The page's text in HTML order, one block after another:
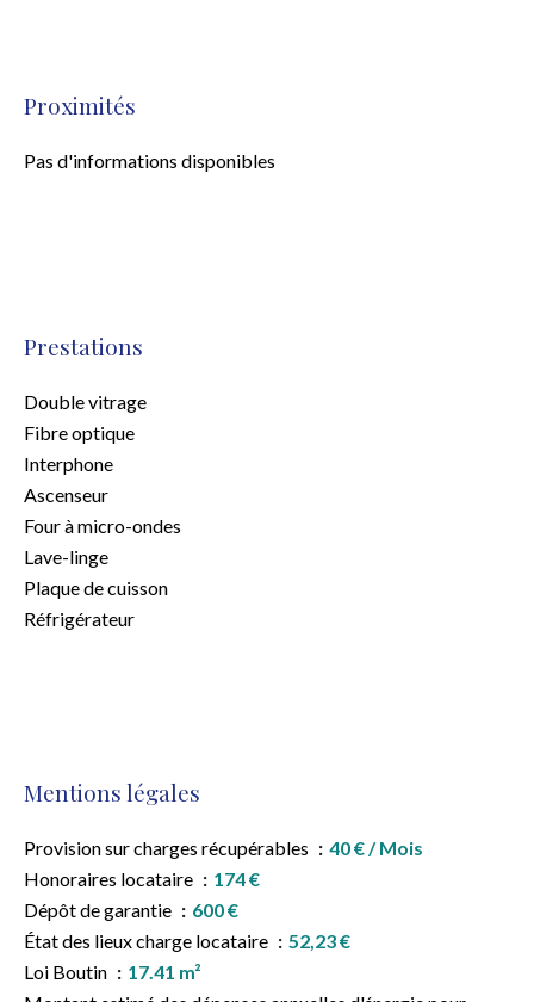
Proximités
Pas d'informations disponibles
Prestations
Double vitrage
Fibre optique
Interphone
Ascenseur
Four à micro-ondes
Lave-linge
Plaque de cuisson
Réfrigérateur
Mentions légales
Provision sur charges récupérables
40 € / Mois
Honoraires locataire
174 €
Dépôt de garantie
600 €
État des lieux charge locataire
52,23 €
Loi Boutin
17.41 m²